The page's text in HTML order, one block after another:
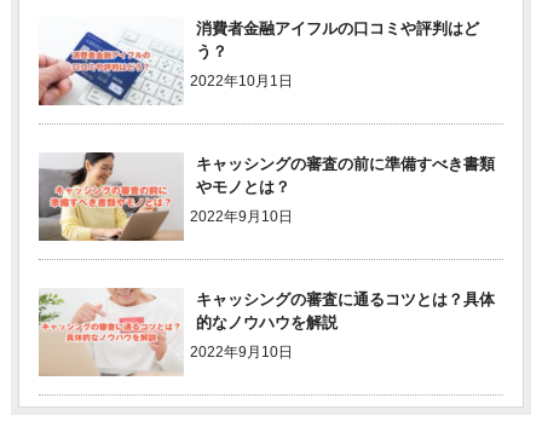
消費者金融アイフルの口コミや評判はど
う？
2022年10月1日
キャッシングの審査の前に準備すべき書類
やモノとは？
2022年9月10日
キャッシングの審査に通るコツとは？具体
的なノウハウを解説
2022年9月10日